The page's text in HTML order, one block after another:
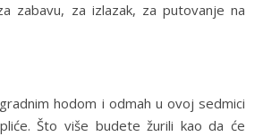
zabavu, za izlazak, za putovanje na
hodom i odmah u ovoj sedmici
Što više budete žurili kao da će